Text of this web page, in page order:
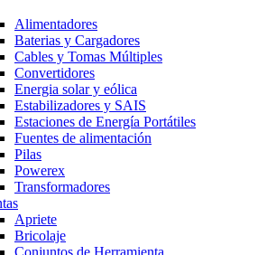
Alimentadores
Baterias y Cargadores
Cables y Tomas Múltiples
Convertidores
Energia solar y eólica
Estabilizadores y SAIS
Estaciones de Energía Portátiles
Fuentes de alimentación
Pilas
Powerex
Transformadores
Apriete
Bricolaje
Conjuntos de Herramienta